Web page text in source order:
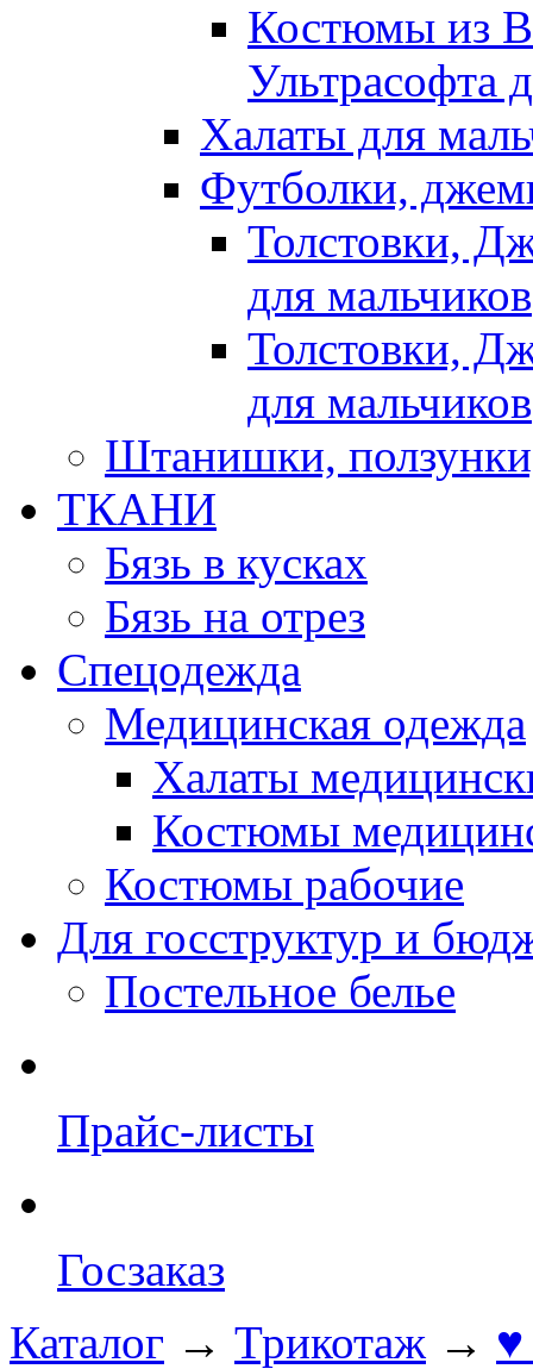
Костюмы из
Ультрасофта
Халаты для
Футболки,
Толстовки,
для мальчиков
Толстовки,
для мальчиков
Штанишки,
ТКАНИ
Бязь в кусках
Бязь на отрез
Спецодежда
Медицинская одежда
Халаты
Костюмы
Костюмы рабочие
Для госструктур и
Постельное белье
Прайс-листы
Госзаказ
Каталог → Трикотаж →